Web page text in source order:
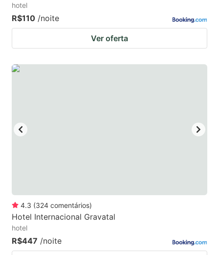
hotel
R$110 /noite
Ver oferta
4.3 (324 comentários)
Hotel Internacional Gravatal
hotel
R$447 /noite